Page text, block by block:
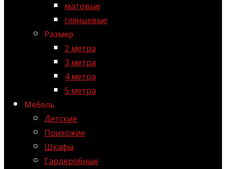
матовые
глянцевые
Размер
2 метра
3 метра
4 метра
5 метра
Мебель
Детские
Прихожие
Шкафы
Гардеробные